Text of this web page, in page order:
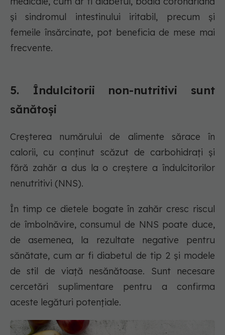
și sindromul intestinului iritabil, precum și
femeile însărcinate, pot beneficia de mese mai
frecvente.
5. Îndulcitorii non-nutritivi sunt
sănătoși
Creșterea numărului de alimente sărace în
calorii, cu conținut scăzut de carbohidrați și
fără zahăr a dus la o creștere a îndulcitorilor
nenutritivi (NNS).
În timp ce dietele bogate în zahăr cresc riscul
de îmbolnăvire, consumul de NNS poate duce,
de asemenea, la rezultate negative pentru
sănătate, cum ar fi diabetul de tip 2 și modele
de stil de viață nesănătoase. Sunt necesare
cercetări suplimentare pentru a confirma
aceste legături potențiale.